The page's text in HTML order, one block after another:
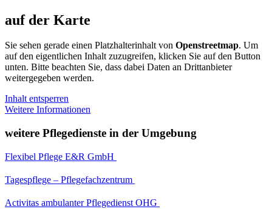
auf der Karte
Sie sehen gerade einen Platzhalterinhalt von Openstreetmap. Um
auf den eigentlichen Inhalt zuzugreifen, klicken Sie auf den Button
unten. Bitte beachten Sie, dass dabei Daten an Drittanbieter
weitergegeben werden.
Inhalt entsperren
Weitere Informationen
weitere Pflegedienste in der Umgebung
Flexibel Pflege E&R GmbH
Tagespflege – Pflegefachzentrum
Activitas ambulanter Pflegedienst OHG